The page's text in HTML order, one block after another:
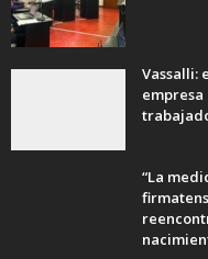
Vassalli:
empresa
“La